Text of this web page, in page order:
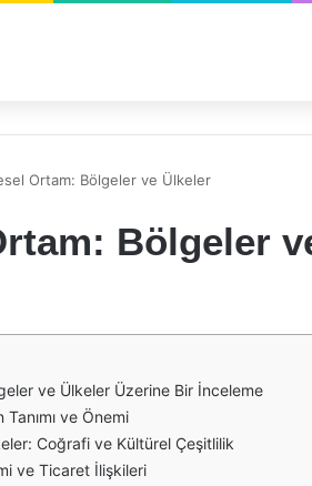
Ortam: Bölgeler ve Ülkeler
Bölgeler
ve Ülkeler Üzerine Bir İnceleme
Tanımı ve Önemi
Coğrafi ve Kültürel Çeşitlilik
ve Ticaret İlişkileri